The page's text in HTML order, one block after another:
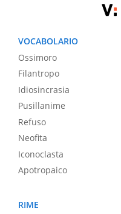
VOCABOLARIO
Ossimoro
Filantropo
Idiosincrasia
Pusillanime
Refuso
Neofita
Iconoclasta
Apotropaico
RIME